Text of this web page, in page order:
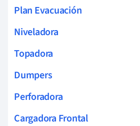
Plan Evacuación
Niveladora
Topadora
Dumpers
Perforadora
Cargadora Frontal